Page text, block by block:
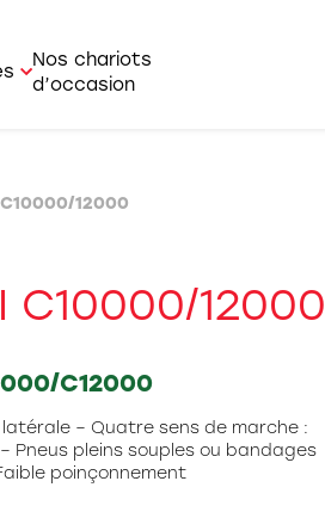
commercial
Nos chariots
d’occasion
C10000/12000
C10000/12000
C12000
– Quatre sens de marche :
Pneus pleins souples ou bandages
poinçonnement